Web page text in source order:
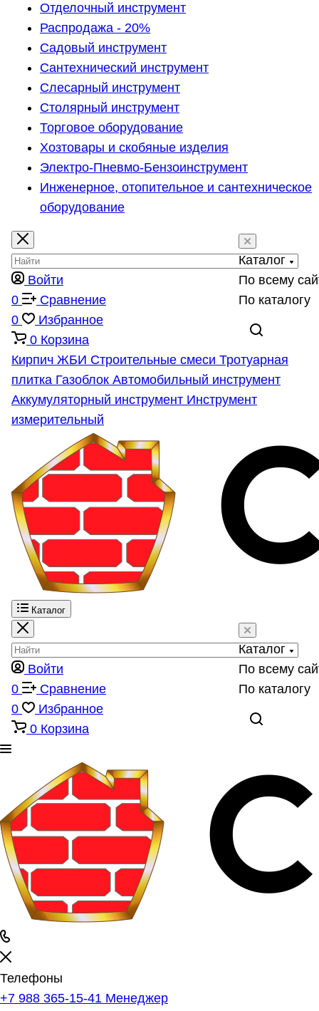
Отделочный инструмент
Распродажа - 20%
Садовый инструмент
Сантехнический инструмент
Слесарный инструмент
Столярный инструмент
Торговое оборудование
Хозтовары и скобяные изделия
Электро-Пневмо-Бензоинструмент
Инженерное, отопительное и сантехническое
оборудование
Каталог
По всему
По каталогу
Войти
0
Сравнение
0
Избранное
0 Корзина
Кирпич ЖБИ Строительные смеси Тротуарная
плитка Газоблок Автомобильный инструмент
Аккумуляторный инструмент Инструмент
измерительный
Каталог
Каталог
По всему
По каталогу
Войти
0
Сравнение
0
Избранное
0 Корзина
Телефоны
+7 988 365-15-41 Менеджер